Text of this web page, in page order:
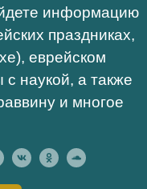
информацию
праздниках,
еврейском
наукой, а также
и многое